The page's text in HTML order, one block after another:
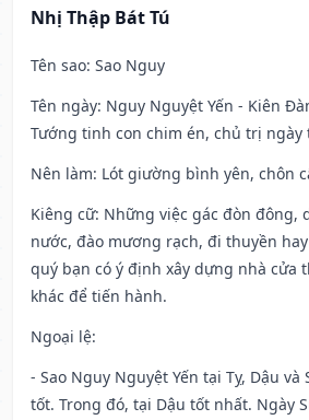
Nhị Thập Bát Tú
Tên sao: Sao Nguy
Tên ngày: Nguy Nguyệt Yến - Kiên
Tướng tinh con chim én, chủ trị ngày
Nên làm: Lót giường bình yên, chôn
Kiêng cữ: Những việc gác đòn đông,
nước, đào mương rạch, đi thuyền
quý bạn có ý định xây dựng nhà cửa
khác để tiến hành.
Ngoại lệ:
- Sao Nguy Nguyệt Yến tại Tỵ, Dậu
tốt. Trong đó, tại Dậu tốt nhất. Ngày